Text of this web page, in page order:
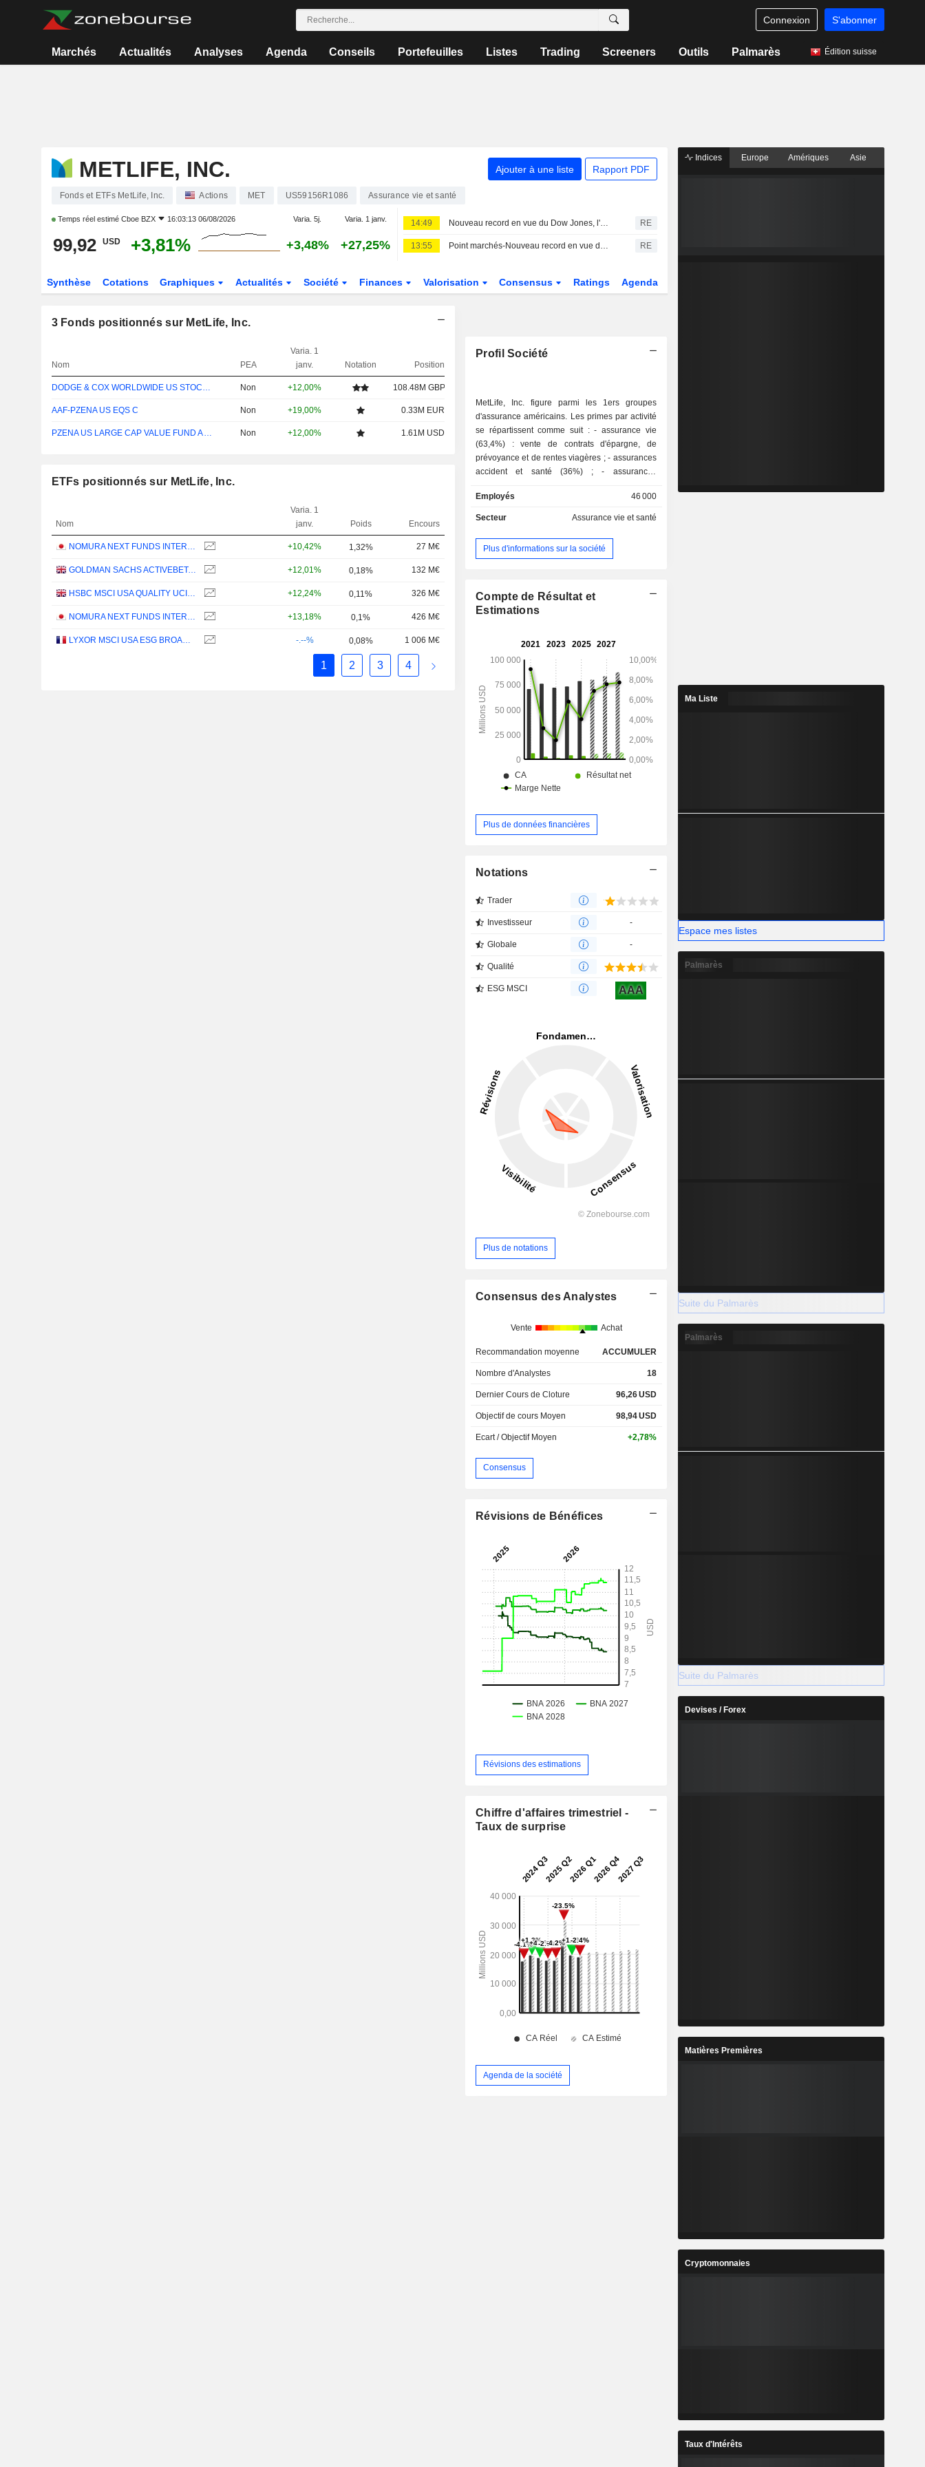
Connexion S'abonner
Marchés Actualités Analyses Agenda Conseils Portefeuilles Listes Trading Screeners Outils Palmarès Édition suisse
METLIFE, INC. Ajouter à une liste Rapport PDF
Fonds et ETFs MetLife, Inc. Actions MET US59156R1086 Assurance vie et santé
Temps réel estimé Cboe BZX 16:03:13 06/08/2026 Varia. 5j. Varia. 1 janv.
99,92 USD +3,81% +3,48% +27,25%
14:49 Nouveau record en vue du Dow Jones, l'Europe aussi sur des sommets RE
13:55 Point marchés-Nouveau record en vue du Dow Jones, l'Europe aussi sur des sommets RE
Synthèse Cotations Graphiques Actualités Société Finances Valorisation Consensus Ratings Agenda
3Fonds positionnés sur MetLife, Inc.
Nom PEA
Varia. 1
janv.
Notation Position
DODGE & COX WORLDWIDE US STOCK GBP INC Non +12,00% 108.48M GBP
AAF-PZENA US EQS C Non +19,00% 0.33M EUR
PZENA US LARGE CAP VALUE FUND A ACC USD Non +12,00% 1.61M USD
ETFs positionnés sur MetLife, Inc.
Nom
Varia. 1
janv.
Poids Encours
NOMURA NEXT FUNDS INTERNATIONAL EQUITY MSCI-KOKUSAI (YEN-HEDGED) ETF - JPY +10,42% 1,32% 27 M€
GOLDMAN SACHS ACTIVEBETA PARIS-ALIGNED SUSTAINABLE US LARGE CAP EQUITY UCITS ETF - USD +12,01% 0,18% 132 M€
HSBC MSCI USA QUALITY UCITS ETF - USD +12,24% 0,11% 326 M€
NOMURA NEXT FUNDS INTERNATIONAL EQUITY MSCI-KOKUSAI (UNHEDGED) ETF - JPY +13,18% 0,1% 426 M€
LYXOR MSCI USA ESG BROAD CTB (DR) UCITS ETF - DIST - EUR -.--% 0,08% 1 006 M€
1 2 3 4
Profil Société
MetLife, Inc. figure parmi les 1ers groupes
d'assurance américains. Les primes par activité
se répartissent comme suit : - assurance vie
(63,4%) : vente de contrats d'épargne, de
prévoyance et de rentes viagères ; - assurances
accident et santé (36%) ; - assurances
géographique des primes est la suivante : Etats-
Unis (71,6%), Japon (8,1%) et autres (20,3%).
Employés 46 000
Secteur Assurance vie et santé
Plus d'informations sur la société
Compte de Résultat et
Estimations
Plus de données financières
Notations
Trader
Investisseur -
Globale -
Qualité
ESG MSCI AAA
Plus de notations
Consensus des Analystes
Vente Achat
Recommandation moyenne ACCUMULER
Nombre d'Analystes 18
Dernier Cours de Cloture 96,26USD
Objectif de cours Moyen 98,94USD
Ecart / Objectif Moyen +2,78%
Consensus
Révisions de Bénéfices
Révisions des estimations
Chiffre d'affaires trimestriel -
Taux de surprise
Agenda de la société
Indices Europe Amériques Asie
Ma Liste
Espace mes listes
Palmarès
Suite du Palmarès
Palmarès
Suite du Palmarès
Devises / Forex
Matières Premières
Cryptomonnaies
Taux d'Intérêts